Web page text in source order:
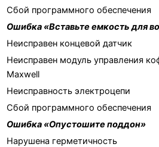
Сбой программного обеспечения
Ошибка «Вставьте емкость для
Неисправен концевой датчик
Неисправен модуль управления
Maxwell
Неисправность электроцепи
Сбой программного обеспечения
Ошибка «Опустошите поддон»
Нарушена герметичность